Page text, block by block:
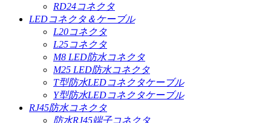
RD24コネクタ
LEDコネクタ＆ケーブル
L20コネクタ
L25コネクタ
M8 LED防水コネクタ
M25 LED防水コネクタ
T型防水LEDコネクタケーブル
Y型防水LEDコネクタケーブル
RJ45防水コネクタ
防水RJ45端子コネクタ